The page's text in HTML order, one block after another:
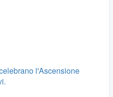
l'Ascensione